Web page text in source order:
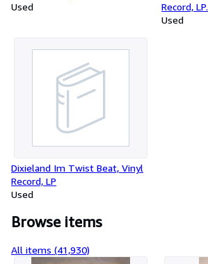
Used
Record, LP.
Used
Dixieland Im Twist Beat, Vinyl
Record, LP
Used
Browse items
All items (41,930)